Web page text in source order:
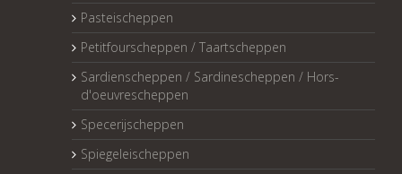
Pasteischeppen
Petitfourscheppen / Taartscheppen
Sardienscheppen / Sardinescheppen / Hors-
d'oeuvrescheppen
Specerijscheppen
Spiegeleischeppen